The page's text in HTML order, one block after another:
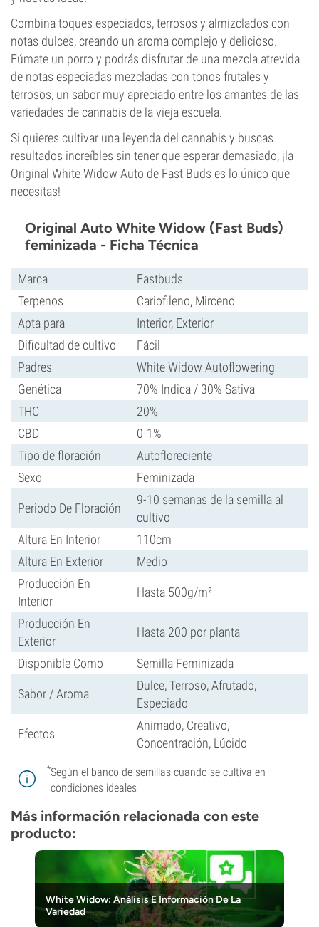
Combina toques especiados, terrosos y almizclados con
notas dulces, creando un aroma complejo y delicioso.
Fúmate un porro y podrás disfrutar de una mezcla atrevida
de notas especiadas mezcladas con tonos frutales y
terrosos, un sabor muy apreciado entre los amantes de las
variedades de cannabis de la vieja escuela.
Si quieres cultivar una leyenda del cannabis y buscas
resultados increíbles sin tener que esperar demasiado, ¡la
Original White Widow Auto de Fast Buds es lo único que
necesitas!
Original Auto White Widow (Fast Buds)
feminizada - Ficha Técnica
Marca
Fastbuds
Terpenos
Cariofileno, Mirceno
Apta para
Interior, Exterior
Dificultad de cultivo
Fácil
Padres
White Widow Autoflowering
Genética
70% Indica / 30% Sativa
THC
20%
CBD
0-1%
Tipo de floración
Autofloreciente
Sexo
Feminizada
Periodo De Floración
9-10 semanas de la semilla al
cultivo
Altura En Interior
110cm
Altura En Exterior
Medio
Producción En
Interior
Hasta 500g/m²
Producción En
Exterior
Hasta 200 por planta
Disponible Como Semilla Feminizada
Sabor / Aroma
Dulce, Terroso, Afrutado,
Especiado
Efectos
Animado, Creativo,
Concentración, Lúcido
*Según el banco de semillas cuando se cultiva en
condiciones ideales
Más información relacionada con este
producto:
White Widow: Análisis E Información De La
Variedad